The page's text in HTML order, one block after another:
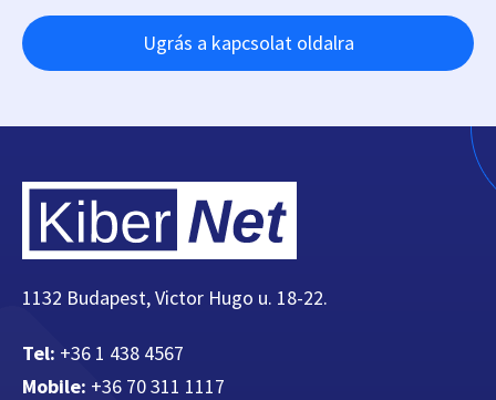
Ugrás a kapcsolat oldalra
1132 Budapest, Victor Hugo u. 18-22.
Tel: +36 1 438 4567
Mobile: +36 70 311 1117